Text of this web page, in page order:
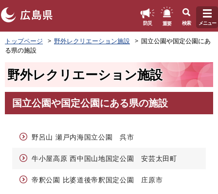
ペ
ー
ジ
。
防災 重要 検索 メニュー
トップページ 野外レクリエーション施設
国立公園や国定公園にあ
る県の施設
野外レクリエーション施設
文
国立公園や国定公園にある県の施設
野呂山 瀬戸内海国立公園 呉市
牛小屋高原 西中国山地国定公園 安芸太田町
帝釈公園 比婆道後帝釈国定公園 庄原市